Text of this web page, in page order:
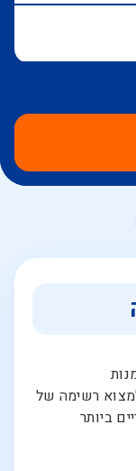
רשימה של
ביותר